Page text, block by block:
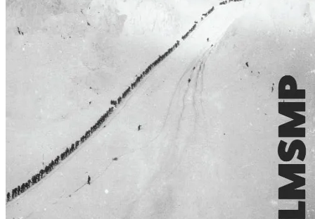
Pagina externă
Pagina externă
Pagina externă
Am Fost La Munte Si Mi-a Placut
Videoclipuri